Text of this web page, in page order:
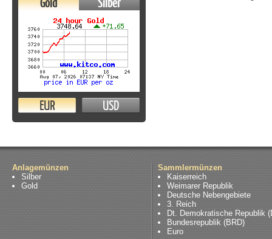
EUR USD
Anlagemünzen
Silber
Gold
Sammlermünzen
Kaiserreich
Weimarer Republik
Deutsche Nebengebiete
3. Reich
Dt. Demokratische Republik
Bundesrepublik (BRD)
Euro